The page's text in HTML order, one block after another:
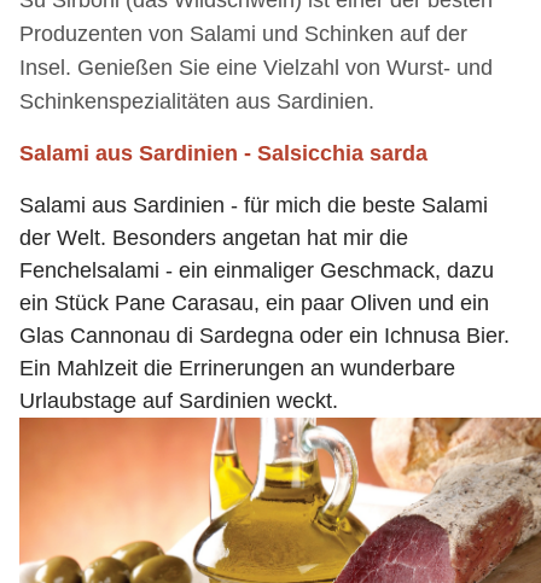
Produzenten von Salami und Schinken auf der
Insel. Genießen Sie eine Vielzahl von Wurst- und
Schinkenspezialitäten aus Sardinien.
Salami aus Sardinien - Salsicchia sarda
Salami aus Sardinien - für mich die beste Salami
der Welt. Besonders angetan hat mir die
Fenchelsalami - ein einmaliger Geschmack, dazu
ein Stück Pane Carasau, ein paar Oliven und ein
Glas Cannonau di Sardegna oder ein Ichnusa Bier.
Ein Mahlzeit die Errinerungen an wunderbare
Urlaubstage auf Sardinien weckt.